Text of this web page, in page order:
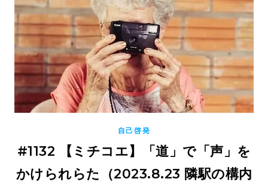
自己啓発
#1132 【ミチコエ】「道」で「声」を
かけられらた（2023.8.23 隣駅の構内